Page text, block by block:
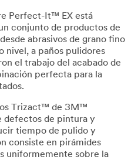
Perfect-It™ EX está
conjunto de productos de
abrasivos de grano fino
nivel, a paños pulidores
el trabajo del acabado de
perfecta para la
Trizact™ de 3M™
defectos de pintura y
tiempo de pulido y
consiste en pirámides
uniformemente sobre la